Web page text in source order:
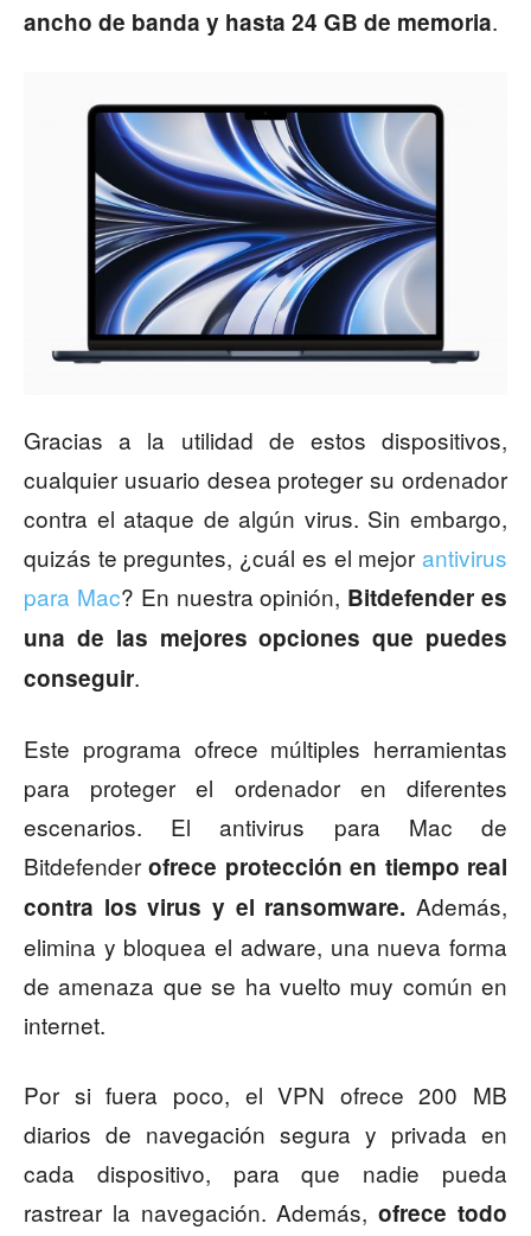
ancho de banda y hasta 24 GB de memoria.
Gracias a la utilidad de estos dispositivos,
cualquier usuario desea proteger su ordenador
contra el ataque de algún virus. Sin embargo,
quizás te preguntes, ¿cuál es el mejor antivirus
para Mac? En nuestra opinión, Bitdefender es
una de las mejores opciones que puedes
conseguir.
Este programa ofrece múltiples herramientas
para proteger el ordenador en diferentes
escenarios. El antivirus para Mac de
Bitdefender ofrece protección en tiempo real
contra los virus y el ransomware. Además,
elimina y bloquea el adware, una nueva forma
de amenaza que se ha vuelto muy común en
internet.
Por si fuera poco, el VPN ofrece 200 MB
diarios de navegación segura y privada en
cada dispositivo, para que nadie pueda
rastrear la navegación. Además,ofrece todo